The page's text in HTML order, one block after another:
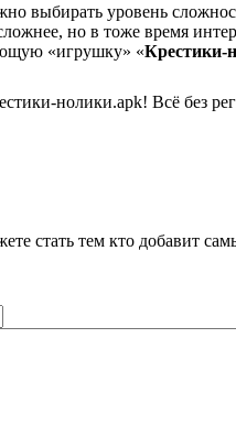
выбирать уровень
но в тоже время
«игрушку» «Крестики-
нолики.apk! Всё без
стать тем кто добавит